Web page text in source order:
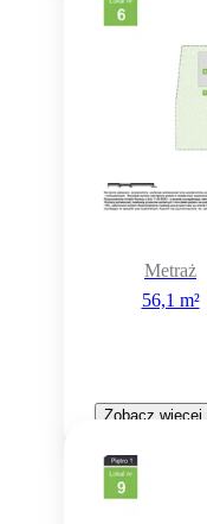
Metraż
56,1 m²
Zobacz więcej